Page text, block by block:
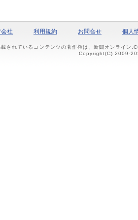
社 利用規約 お問合せ 個人
されているコンテンツの著作権は、新聞オンライン
Copyright(C) 2009-